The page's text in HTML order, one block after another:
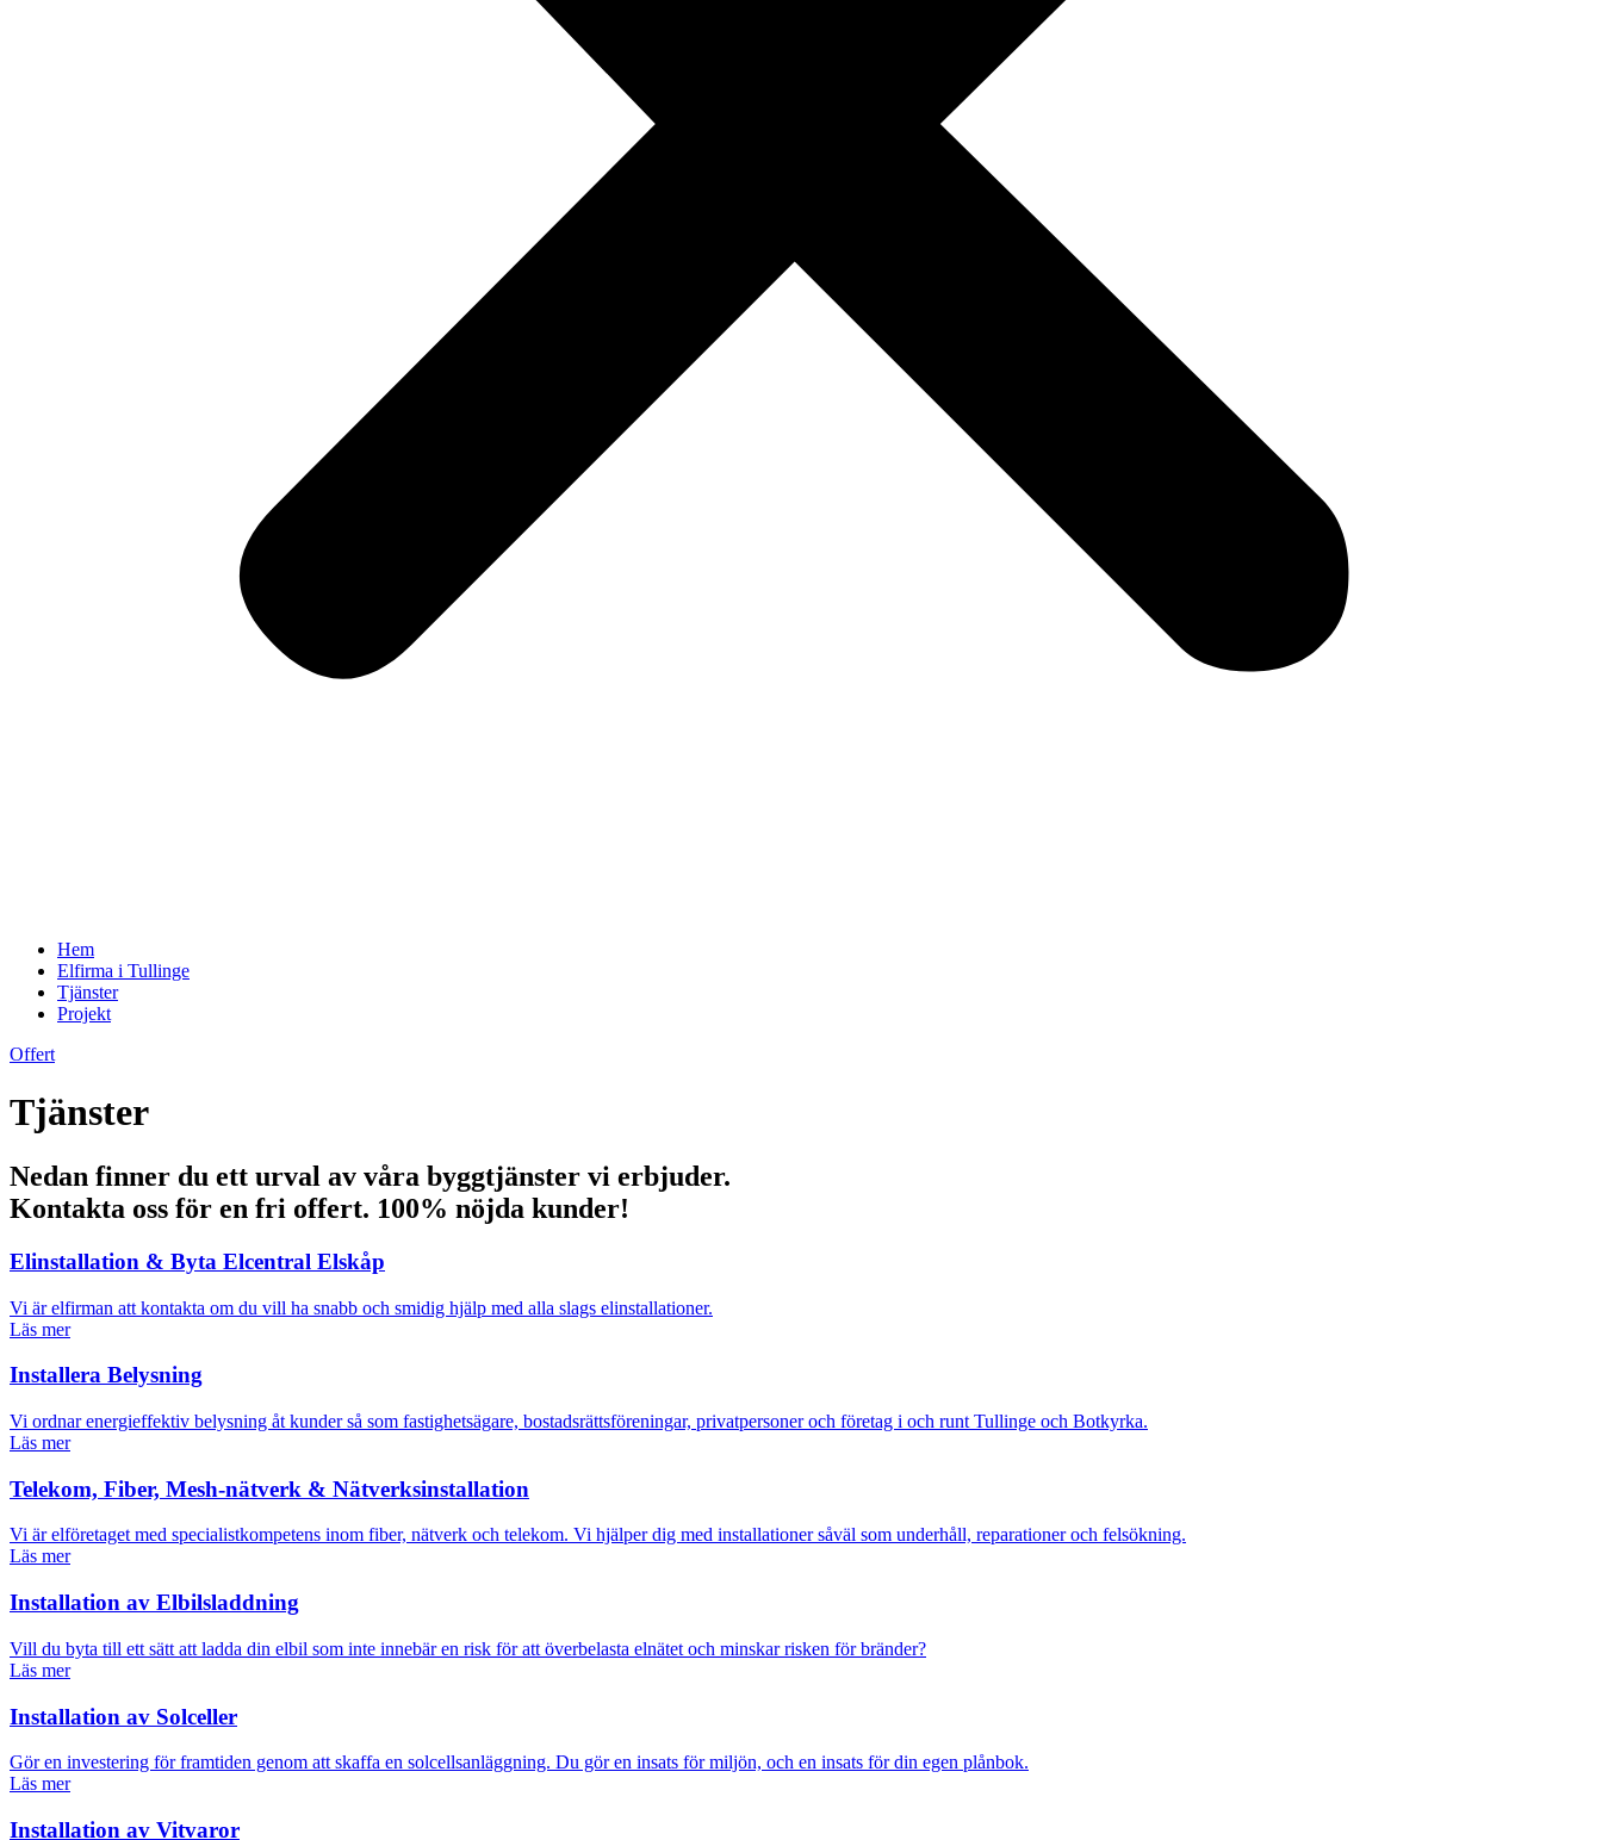
Hem
Elfirma i Tullinge
Tjänster
Projekt
Offert
Tjänster
Nedan finner du ett urval av våra byggtjänster vi erbjuder.
Kontakta oss för en fri offert. 100% nöjda kunder!
Elinstallation & Byta Elcentral Elskåp
Vi är elfirman att kontakta om du vill ha snabb och smidig hjälp med alla slags elinstallationer.
Läs mer
Installera Belysning
Vi ordnar energieffektiv belysning åt kunder så som fastighetsägare, bostadsrättsföreningar, privatpersoner och företag i och runt Tullinge och Botkyrka.
Läs mer
Telekom, Fiber, Mesh-nätverk & Nätverksinstallation
Vi är elföretaget med specialistkompetens inom fiber, nätverk och telekom. Vi hjälper dig med installationer såväl som underhåll, reparationer och felsökning.
Läs mer
Installation av Elbilsladdning
Vill du byta till ett sätt att ladda din elbil som inte innebär en risk för att överbelasta elnätet och minskar risken för bränder?
Läs mer
Installation av Solceller
Gör en investering för framtiden genom att skaffa en solcellsanläggning. Du gör en insats för miljön, och en insats för din egen plånbok.
Läs mer
Installation av Vitvaror